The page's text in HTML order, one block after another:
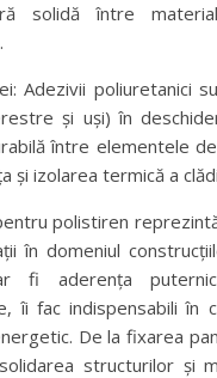
solidă între
Adezivii poliuretanici
și uși) în
între elementele
și izolarea termică a
polistiren
în domeniul
fi aderența
îi fac indispensabili în
De la fixarea
structurilor și